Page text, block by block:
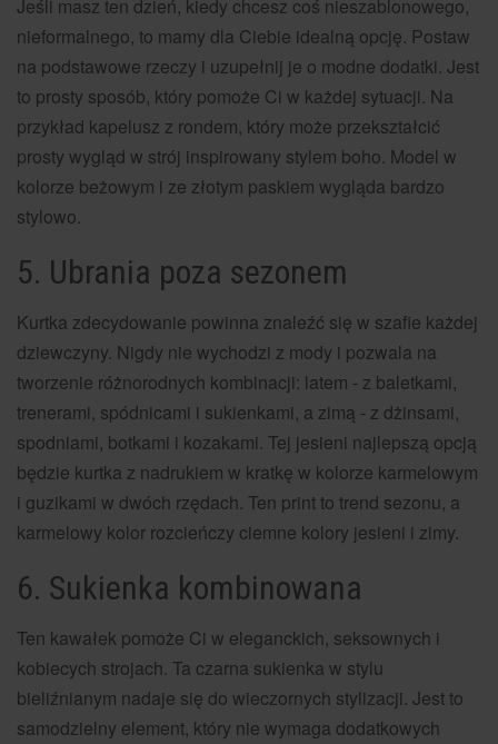
Jeśli masz ten dzień, kiedy chcesz coś nieszablonowego,
nieformalnego, to mamy dla Ciebie idealną opcję. Postaw
na podstawowe rzeczy i uzupełnij je o modne dodatki. Jest
to prosty sposób, który pomoże Ci w każdej sytuacji. Na
przykład kapelusz z rondem, który może przekształcić
prosty wygląd w strój inspirowany stylem boho. Model w
kolorze beżowym i ze złotym paskiem wygląda bardzo
stylowo.
5. Ubrania poza sezonem
Kurtka zdecydowanie powinna znaleźć się w szafie każdej
dziewczyny. Nigdy nie wychodzi z mody i pozwala na
tworzenie różnorodnych kombinacji: latem - z baletkami,
trenerami, spódnicami i sukienkami, a zimą - z dżinsami,
spodniami, botkami i kozakami. Tej jesieni najlepszą opcją
będzie kurtka z nadrukiem w kratkę w kolorze karmelowym
i guzikami w dwóch rzędach. Ten print to trend sezonu, a
karmelowy kolor rozcieńczy ciemne kolory jesieni i zimy.
6. Sukienka kombinowana
Ten kawałek pomoże Ci w eleganckich, seksownych i
kobiecych strojach. Ta czarna sukienka w stylu
bieliźnianym nadaje się do wieczornych stylizacji. Jest to
samodzielny element, który nie wymaga dodatkowych